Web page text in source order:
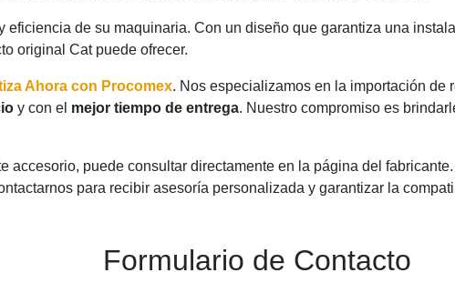
eficiencia de su maquinaria. Con un diseño que garantiza una
original Cat puede ofrecer.
Ahora con Procomex. Nos especializamos en la importación de
y con el mejor tiempo de entrega. Nuestro compromiso es
accesorio, puede consultar directamente en la página del
para recibir asesoría personalizada y garantizar la
Formulario de Contacto